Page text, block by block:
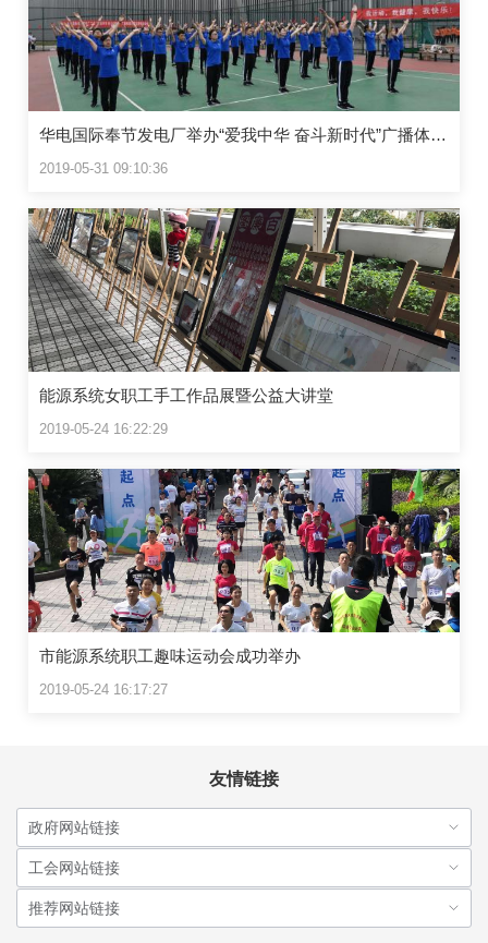
华电国际奉节发电厂举办“爱我中华 奋斗新时代”广播体操比赛暨趣味运动会
2019-05-31 09:10:36
能源系统女职工手工作品展暨公益大讲堂
2019-05-24 16:22:29
市能源系统职工趣味运动会成功举办
2019-05-24 16:17:27
友情链接
政府网站链接
工会网站链接
推荐网站链接